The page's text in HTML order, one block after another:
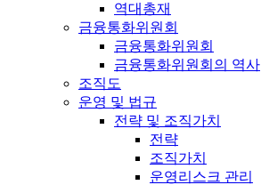
역대총재
금융통화위원회
금융통화위원회
금융통화위원회의 역사
조직도
운영 및 법규
전략 및 조직가치
전략
조직가치
운영리스크 관리